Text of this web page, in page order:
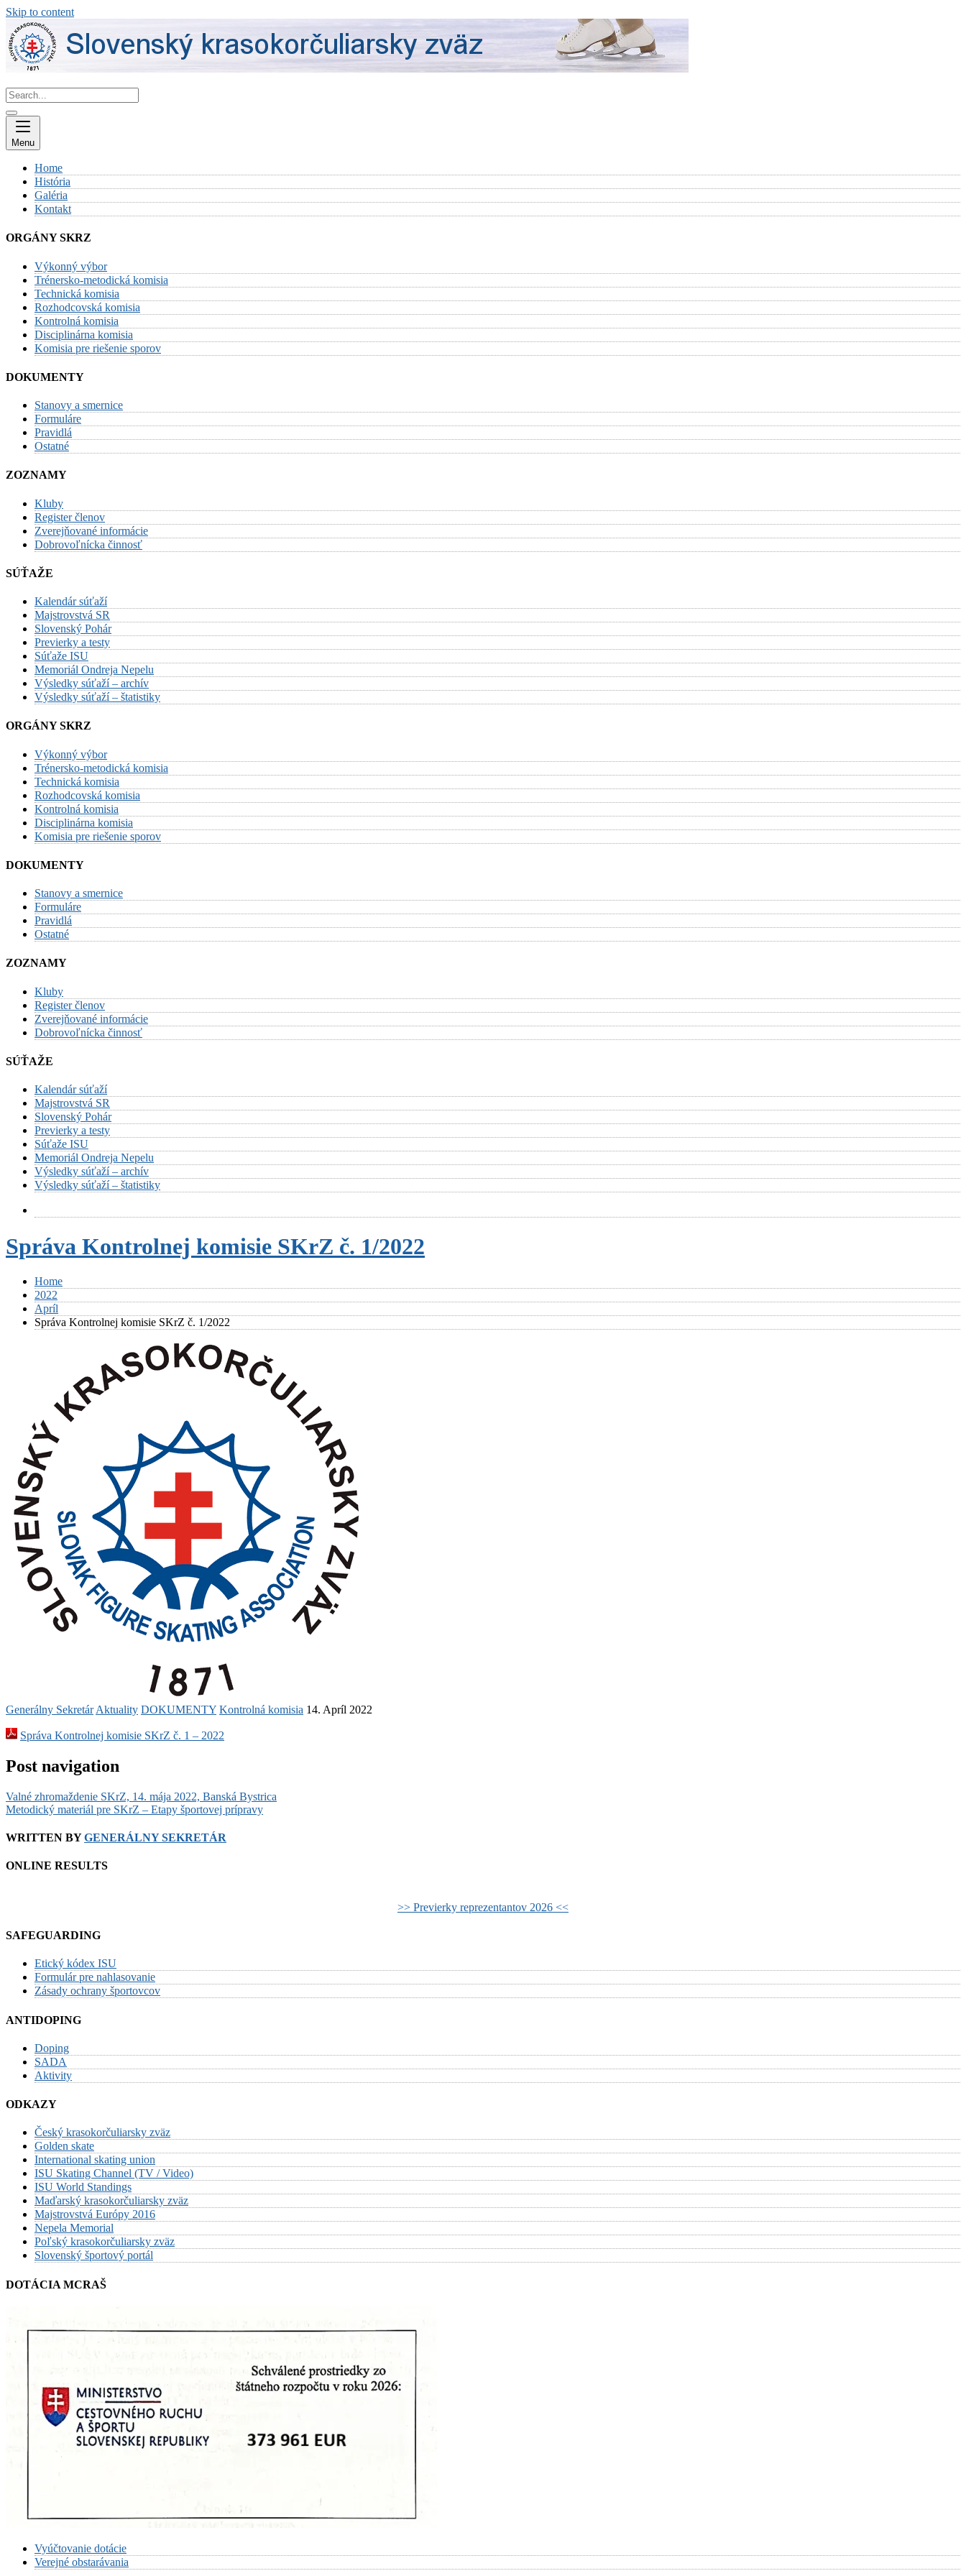
Skip to content
Menu
Home
História
Galéria
Kontakt
ORGÁNY SKRZ
Výkonný výbor
Trénersko-metodická komisia
Technická komisia
Rozhodcovská komisia
Kontrolná komisia
Disciplinárna komisia
Komisia pre riešenie sporov
DOKUMENTY
Stanovy a smernice
Formuláre
Pravidlá
Ostatné
ZOZNAMY
Kluby
Register členov
Zverejňované informácie
Dobrovoľnícka činnosť
SÚŤAŽE
Kalendár súťaží
Majstrovstvá SR
Slovenský Pohár
Previerky a testy
Súťaže ISU
Memoriál Ondreja Nepelu
Výsledky súťaží – archív
Výsledky súťaží – štatistiky
ORGÁNY SKRZ
Výkonný výbor
Trénersko-metodická komisia
Technická komisia
Rozhodcovská komisia
Kontrolná komisia
Disciplinárna komisia
Komisia pre riešenie sporov
DOKUMENTY
Stanovy a smernice
Formuláre
Pravidlá
Ostatné
ZOZNAMY
Kluby
Register členov
Zverejňované informácie
Dobrovoľnícka činnosť
SÚŤAŽE
Kalendár súťaží
Majstrovstvá SR
Slovenský Pohár
Previerky a testy
Súťaže ISU
Memoriál Ondreja Nepelu
Výsledky súťaží – archív
Výsledky súťaží – štatistiky
Správa Kontrolnej komisie SKrZ č. 1/2022
Home
2022
Apríl
Správa Kontrolnej komisie SKrZ č. 1/2022
Generálny Sekretár Aktuality DOKUMENTY Kontrolná komisia 14. Apríl 2022
Správa Kontrolnej komisie SKrZ č. 1 – 2022
Post navigation
Valné zhromaždenie SKrZ, 14. mája 2022, Banská Bystrica
Metodický materiál pre SKrZ – Etapy športovej prípravy
WRITTEN BYGENERÁLNY SEKRETÁR
ONLINE RESULTS
>> Previerky reprezentantov 2026 <<
SAFEGUARDING
Etický kódex ISU
Formulár pre nahlasovanie
Zásady ochrany športovcov
ANTIDOPING
Doping
SADA
Aktivity
ODKAZY
Český krasokorčuliarsky zväz
Golden skate
International skating union
ISU Skating Channel (TV / Video)
ISU World Standings
Maďarský krasokorčuliarsky zväz
Majstrovstvá Európy 2016
Nepela Memorial
Poľský krasokorčuliarsky zväz
Slovenský športový portál
DOTÁCIA MCRAŠ
Vyúčtovanie dotácie
Verejné obstarávania